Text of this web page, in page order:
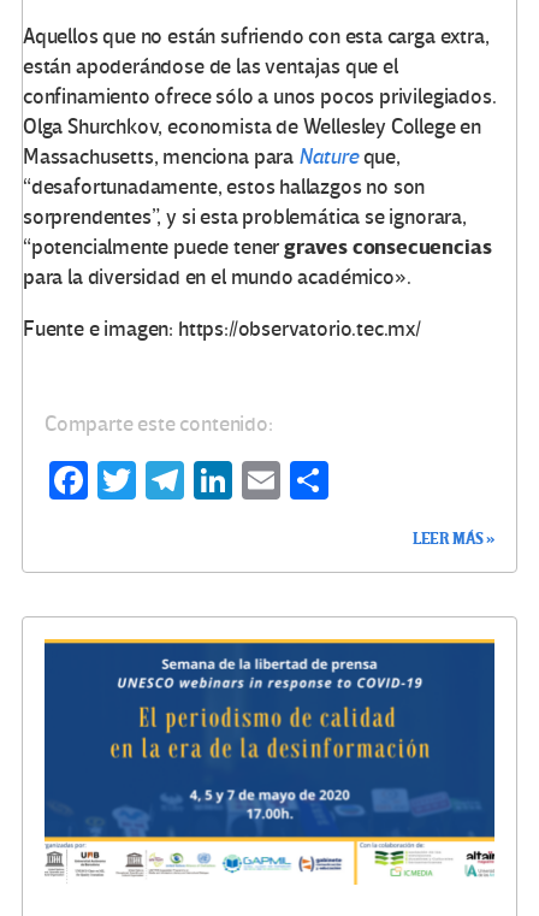
Aquellos que no están sufriendo con esta carga extra,
están apoderándose de las ventajas que el
confinamiento ofrece sólo a unos pocos privilegiados.
Olga Shurchkov, economista de Wellesley College en
Massachusetts, menciona para Natureque,
“desafortunadamente, estos hallazgos no son
sorprendentes”, y si esta problemática se ignorara,
“potencialmente puede tenergravesconsecuencias
para la diversidad en el mundo académico».
Fuente e imagen: https://observatorio.tec.mx/
Comparte este contenido:
Fa
o
T
Te
m
Li
n
E
ar
tir
LEER MÁS »